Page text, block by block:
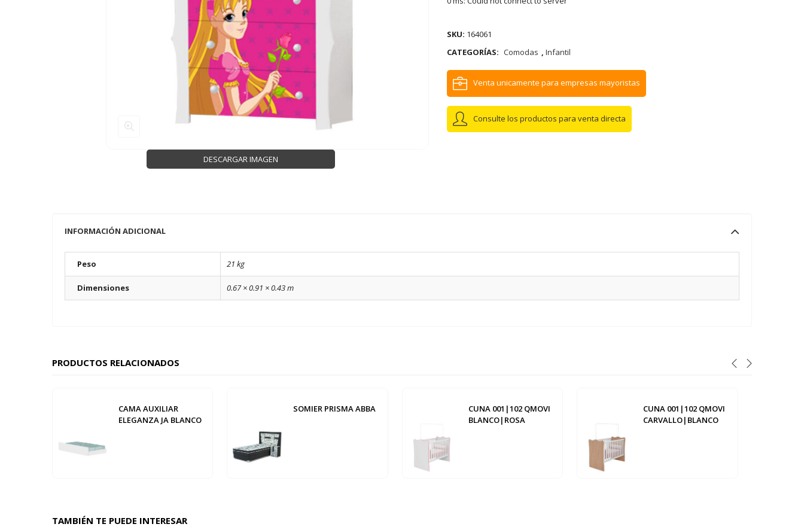
DESCARGAR IMAGEN
SKU: 164061
CATEGORÍAS: Comodas , Infantil
Venta unicamente para empresas mayoristas
Consulte los productos para venta directa
INFORMACIÓN ADICIONAL
Peso 21 kg
Dimensiones 0.67 × 0.91 × 0.43 m
PRODUCTOS RELACIONADOS
CAMA AUXILIAR
ELEGANZA JA BLANCO
SOMIER PRISMA ABBA
CUNA 001|102 QMOVI
BLANCO|ROSA
CUNA 001|102 QMOVI
CARVALLO|BLANCO
TAMBIÉN TE PUEDE INTERESAR